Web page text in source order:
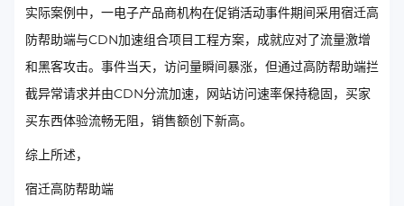
实际案例中，一电子产品商机构在促销活动事件期间采用宿迁高
防帮助端与CDN加速组合项目工程方案，成就应对了流量激增
和黑客攻击。事件当天，访问量瞬间暴涨，但通过高防帮助端拦
截异常请求并由CDN分流加速，网站访问速率保持稳固，买家
买东西体验流畅无阻，销售额创下新高。
综上所述，
宿迁高防帮助端